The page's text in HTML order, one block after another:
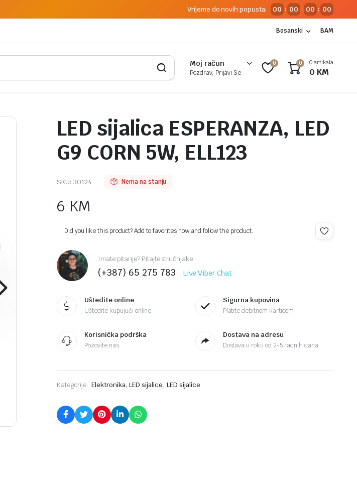
Vrijeme do novih popusta: 00 : 00 : 00 : 00
Bosanski BAM
Moj račun
Pozdrav, Prijavi Se
0 0 0 artikala
0 KM
LED sijalica ESPERANZA, LED
G9 CORN 5W, ELL123
SKU: 30124 Nema na stanju
6 KM
Did you like this product? Add to favorites now and follow the product.
Imate pitanje? Pitajte stručnjake
(+387) 65 275 783 Live Viber Chat
Uštedite online
Uštedite kupujući online
Sigurna kupovina
Platite debitnom karticom
Korisnička podrška
Pozovite nas
Dostava na adresu
Dostava u roku od 2-5 radnih dana
Kategorije: Elektronika, LED sijalice, LED sijalice